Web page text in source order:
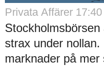
Privata Affärer 17:40
strax under
marknader på